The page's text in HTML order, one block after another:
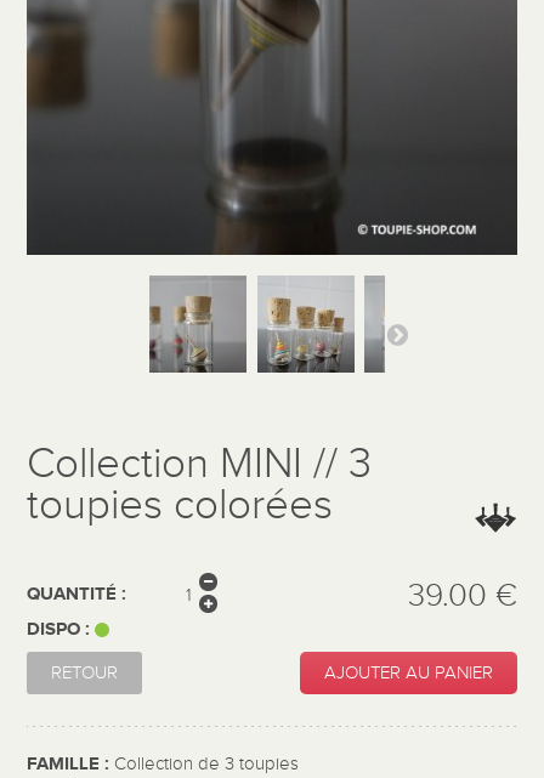
Collection MINI // 3
toupies colorées
QUANTITÉ :
DISPO :
39.00 €
RETOUR AJOUTER AU PANIER
FAMILLE : Collection de 3 toupies